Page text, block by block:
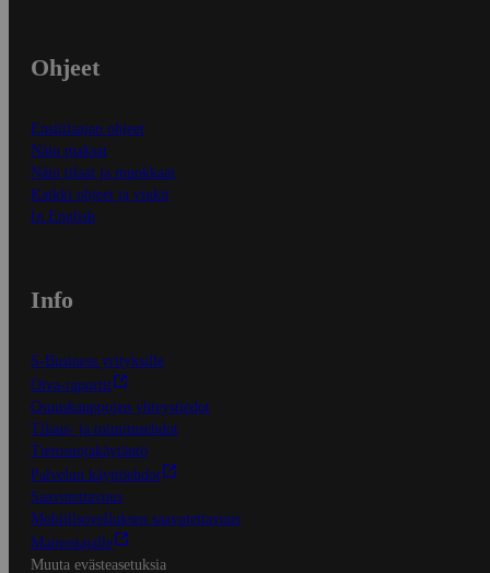
Ohjeet
Ensitilaajan ohjeet
Näin maksat
Näin tilaat ja muokkaat
Kaikki ohjeet ja vinkit
In English
Info
S-Business yrityksille
Oiva-raportit
Osuuskauppojen yhteystiedot
Tilaus- ja toimitusehdot
Tietosuojakäytäntö
Palvelun käyttöehdot
Saavutettavuus
Mobiilisovelluksen saavutettavuus
Mainostajalle
Muuta evästeasetuksia